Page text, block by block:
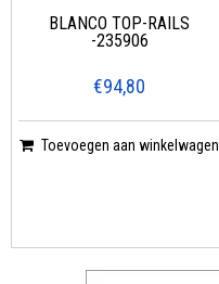
BLANCO TOP-RAILS
-235906
€94,80
Toevoegen aan winkelwagen